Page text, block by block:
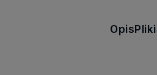
OpisPliki